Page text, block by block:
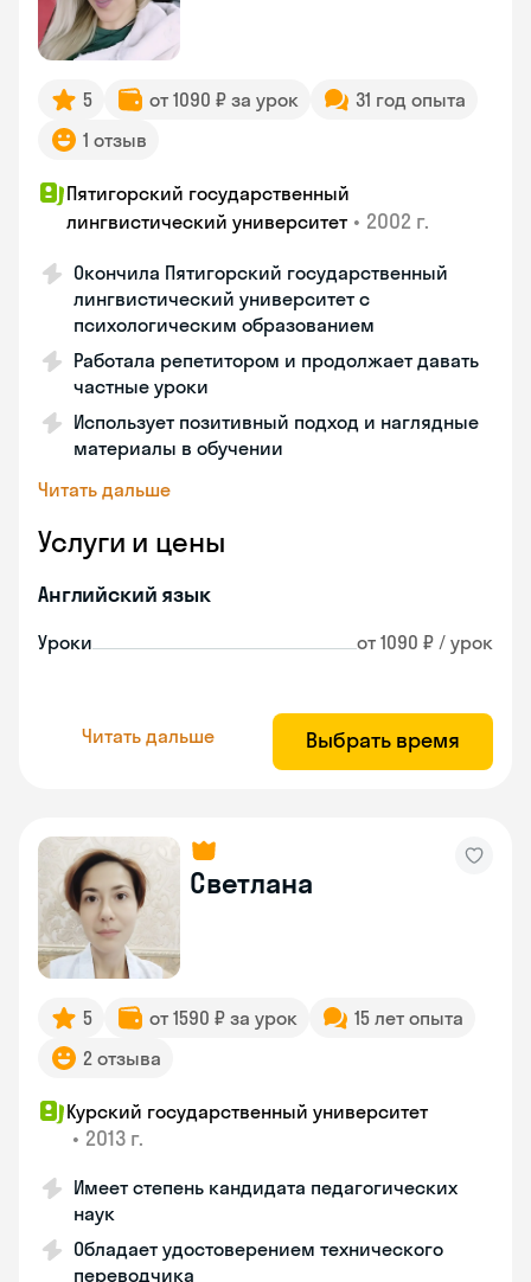
5 от 1090 ₽ за урок
31 год опыта
1 отзыв
Пятигорский государственный
лингвистический университет • 2002 г.
Окончила Пятигорский государственный
лингвистический университет с
психологическим образованием
Работала репетитором и продолжает давать
частные уроки
Использует позитивный подход и наглядные
материалы в обучении
Читать дальше
Услуги и цены
Английский язык
Уроки от 1090 ₽ / урок
Читать дальше Выбрать время
Светлана
5 от 1590 ₽ за урок
15 лет опыта
2 отзыва
Курский государственный университет
• 2013 г.
Имеет степень кандидата педагогических
наук
Обладает удостоверением технического
переводчика